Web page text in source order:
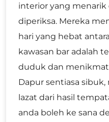
interior yang
diperiksa. Mereka
hari yang hebat
kawasan bar adalah
duduk dan
Dapur sentiasa
lazat dari hasil
anda boleh ke sana